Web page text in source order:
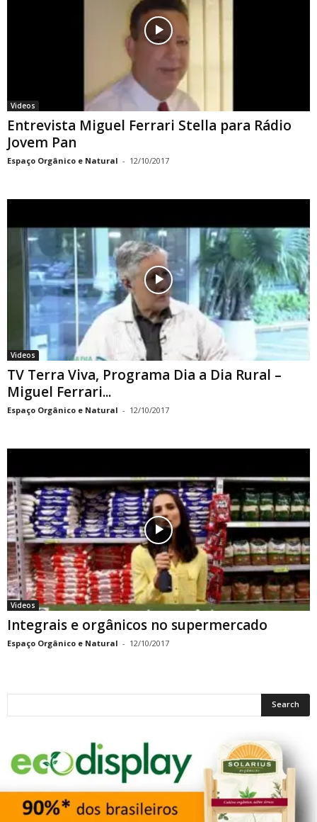
Videos
Entrevista Miguel Ferrari Stella para Rádio
Jovem Pan
Espaço Orgânico e Natural - 12/10/2017
Videos
TV Terra Viva, Programa Dia a Dia Rural –
Miguel Ferrari...
Espaço Orgânico e Natural - 12/10/2017
Videos
Integrais e orgânicos no supermercado
Espaço Orgânico e Natural - 12/10/2017